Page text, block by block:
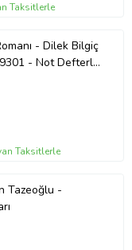
Taksitlerle
- Dilek Bilgiç
- Not Defterli
Taksitlerle
Tazeoğlu -